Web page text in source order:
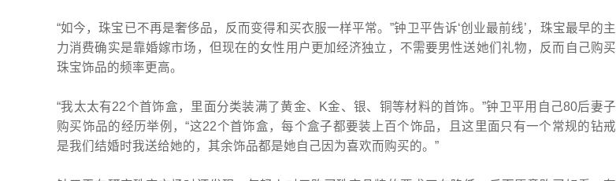
“如今，珠宝已不再是奢侈品，反而变得和买衣服一样平常。”钟卫平告诉‘创业最前线’，珠宝最早的主
力消费确实是靠婚嫁市场，但现在的女性用户更加经济独立，不需要男性送她们礼物，反而自己购买
珠宝饰品的频率更高。
“我太太有22个首饰盒，里面分类装满了黄金、K金、银、铜等材料的首饰。”钟卫平用自己80后妻子
购买饰品的经历举例，“这22个首饰盒，每个盒子都要装上百个饰品，且这里面只有一个常规的钻戒
是我们结婚时我送给她的，其余饰品都是她自己因为喜欢而购买的。”